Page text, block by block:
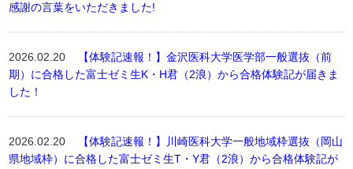
感謝の言葉をいただきました!
2026.02.20
【体験記速報！】金沢医科大学医学部一般選抜（前
期）に合格した富士ゼミ生K・H君（2浪）から合格体験記が届きま
した！
2026.02.20
【体験記速報！】川崎医科大学一般地域枠選抜（岡山
県地域枠）に合格した富士ゼミ生T・Y君（2浪）から合格体験記が